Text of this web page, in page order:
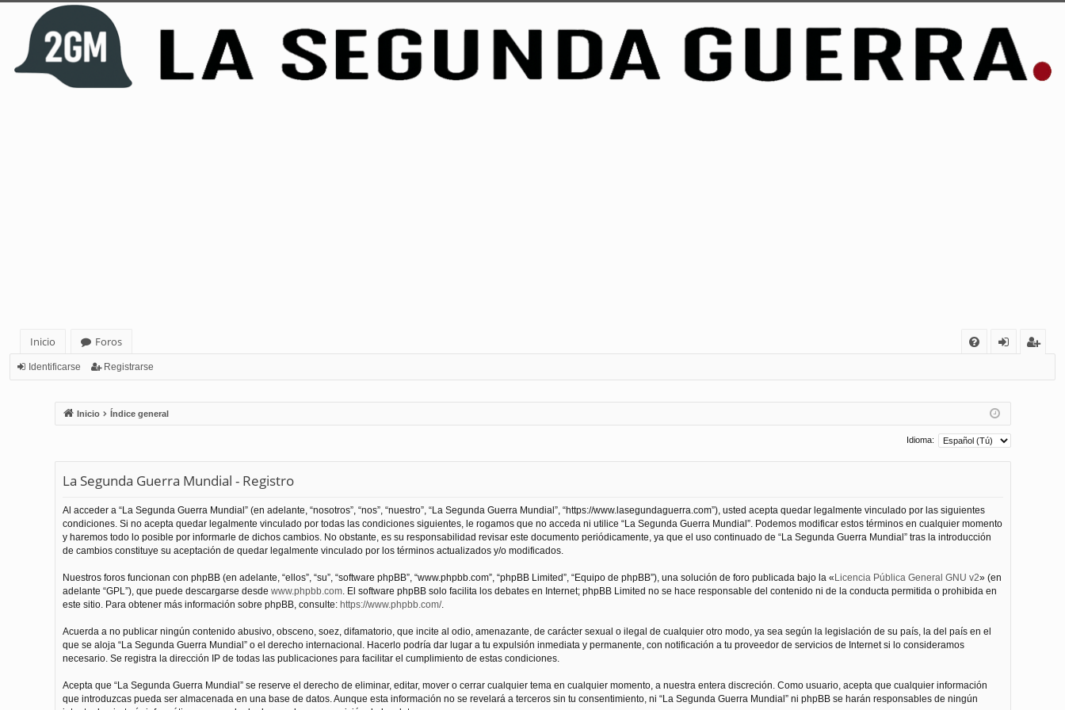
Inicio
Foros
ca
rs
Identificarse Registrarse
Inicio Índice general
Idioma:
La Segunda Guerra Mundial - Registro
Al acceder a “La Segunda Guerra Mundial” (en adelante, “nosotros”, “nos”, “nuestro”, “La Segunda Guerra Mundial”, “https://www.lasegundaguerra.com”), usted acepta quedar legalmente vinculado por las siguientes
condiciones. Si no acepta quedar legalmente vinculado por todas las condiciones siguientes, le rogamos que no acceda ni utilice “La Segunda Guerra Mundial”. Podemos modificar estos términos en cualquier momento
y haremos todo lo posible por informarle de dichos cambios. No obstante, es su responsabilidad revisar este documento periódicamente, ya que el uso continuado de “La Segunda Guerra Mundial” tras la introducción
de cambios constituye su aceptación de quedar legalmente vinculado por los términos actualizados y/o modificados.
Nuestros foros funcionan con phpBB (en adelante, “ellos”, “su”, “software phpBB”, “www.phpbb.com”, “phpBB Limited”, “Equipo de phpBB”), una solución de foro publicada bajo la « Licencia Pública General GNU v2» (en
adelante “GPL”), que puede descargarse desde www.phpbb.com. El software phpBB solo facilita los debates en Internet; phpBB Limited no se hace responsable del contenido ni de la conducta permitida o prohibida en
este sitio. Para obtener más información sobre phpBB, consulte: https://www.phpbb.com/.
Acuerda a no publicar ningún contenido abusivo, obsceno, soez, difamatorio, que incite al odio, amenazante, de carácter sexual o ilegal de cualquier otro modo, ya sea según la legislación de su país, la del país en el
que se aloja “La Segunda Guerra Mundial” o el derecho internacional. Hacerlo podría dar lugar a tu expulsión inmediata y permanente, con notificación a tu proveedor de servicios de Internet si lo consideramos
necesario. Se registra la dirección IP de todas las publicaciones para facilitar el cumplimiento de estas condiciones.
Acepta que “La Segunda Guerra Mundial” se reserve el derecho de eliminar, editar, mover o cerrar cualquier tema en cualquier momento, a nuestra entera discreción. Como usuario, acepta que cualquier información
que introduzcas pueda ser almacenada en una base de datos. Aunque esta información no se revelará a terceros sin tu consentimiento, ni “La Segunda Guerra Mundial” ni phpBB se harán responsables de ningún